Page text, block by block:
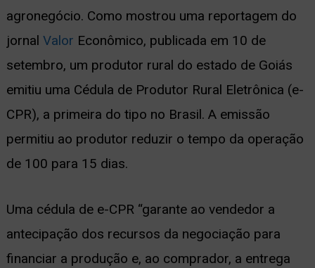
agronegócio. Como mostrou uma reportagem do
jornal Valor Econômico, publicada em 10 de
setembro, um produtor rural do estado de Goiás
emitiu uma Cédula de Produtor Rural Eletrônica (e-
CPR), a primeira do tipo no Brasil. A emissão
permitiu ao produtor reduzir o tempo da operação
de 100 para 15 dias.
Uma cédula de e-CPR “garante ao vendedor a
antecipação dos recursos da negociação para
financiar a produção e, ao comprador, a entrega